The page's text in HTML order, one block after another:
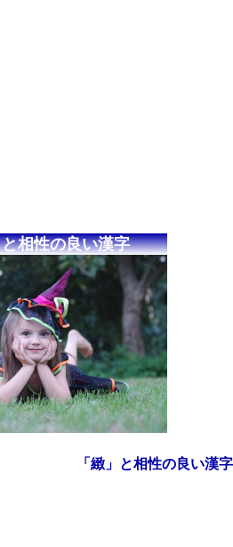
相性の良い漢字
「緻」と相性の良い漢字